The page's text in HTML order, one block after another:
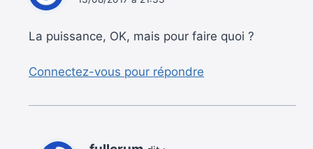
La puissance, OK, mais pour faire quoi ?
Connectez-vous pour répondre